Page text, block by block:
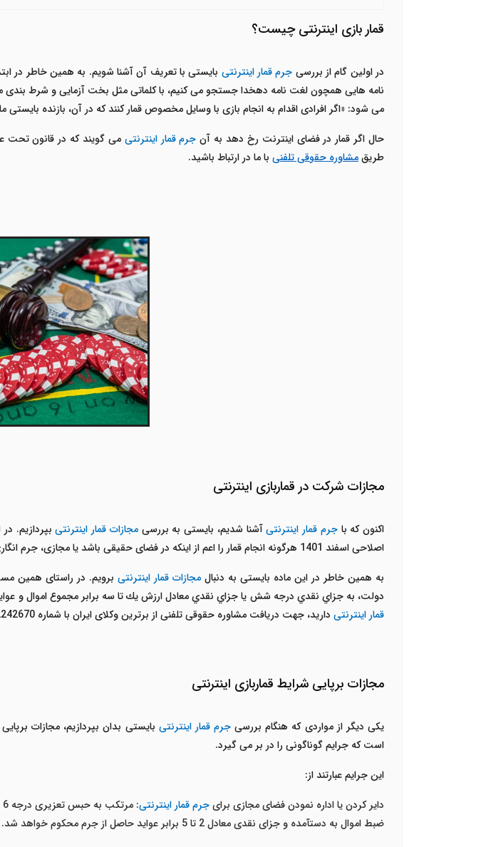
قمار بازی اینترنتی چیست؟
در اولین گام از بررسی جرم قمار اینترنتی بایستی با تعریف آن آشنا شویم. به همین خاطر در
نامه هایی همچون لغت نامه دهخدا جستجو می کنیم، با کلماتی مثل بخت آزمایی و شرط بندی
می شود: «اگر افرادی اقدام به انجام بازی با وسایل مخصوص قمار کنند که در آن، بازنده بایستی
حال اگر قمار در فضای اینترنت رخ دهد به آن جرم قمار اینترنتی می گویند که در قانون تحت
طریقمشاوره حقوقی تلفنی با ما در ارتباط باشید.
مجازات شرکت در قماربازی اینترنتی
اکنون که باجرم قمار اینترنتیآشنا شدیم، بایستی به بررسیمجازات قمار اینترنتی
اصلاحی اسفند 1401 هرگونه انجام قمار را اعم از اینکه در فضای حقیقی باشد یا مجازی، جرم انگاری کرده است.
به همین خاطر در این ماده بایستی به دنبالمجازات قمار اینترنتی برویم. در راستای همین
دولت، به جزاي نقدي درجه شش يا جزاي نقدي معادل ارزش يك تا سه برابر مجموع اموال و
قمار اینترنتی دارید، جهت دریافت مشاوره حقوقی تلفنی از برترین وکلای ایران با شماره 09212242670 و یا 02147625900 تماس حاصل نمایید.
مجازات برپایی شرایط قماربازی اینترنتی
یکی دیگر از مواردی که هنگام بررسی جرم قمار اینترنتی بایستی بدان بپردازیم، مجازات
است که جرایم گوناگونی را در بر می گیرد.
این جرایم عبارتند از:
دایر کردن یا اداره نمودن فضای مجازی برایجرم قمار اینترنتی
ضبط اموال به دست­آمده و جزای نقدی معادل 2 تا 5 برابر عواید حاصل از جرم محکوم خواهد شد.